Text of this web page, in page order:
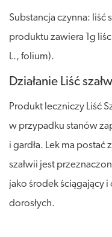
Substancja czynna: liść
produktu zawiera 1g
L., folium).
Działanie Liść
Produkt leczniczy Liść
w przypadku stanów
i gardła. Lek ma postać
szałwii jest
jako środek ściągający
dorosłych.